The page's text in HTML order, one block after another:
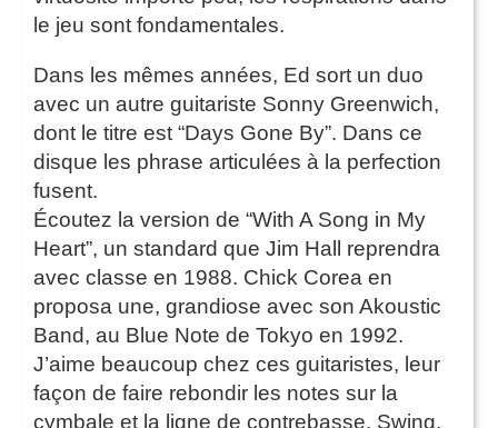
le jeu sont fondamentales.
Dans les mêmes années, Ed sort un duo
avec un autre guitariste Sonny Greenwich,
dont le titre est “Days Gone By”. Dans ce
disque les phrase articulées à la perfection
fusent.
Écoutez la version de “With A Song in My
Heart”, un standard que Jim Hall reprendra
avec classe en 1988. Chick Corea en
proposa une, grandiose avec son Akoustic
Band, au Blue Note de Tokyo en 1992.
J’aime beaucoup chez ces guitaristes, leur
façon de faire rebondir les notes sur la
cymbale et la ligne de contrebasse. Swing,